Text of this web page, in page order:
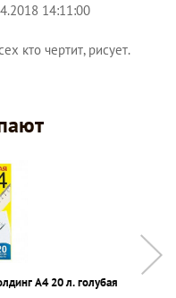
14:11:00
кто чертит, рисует.
А4 20 л. голубая